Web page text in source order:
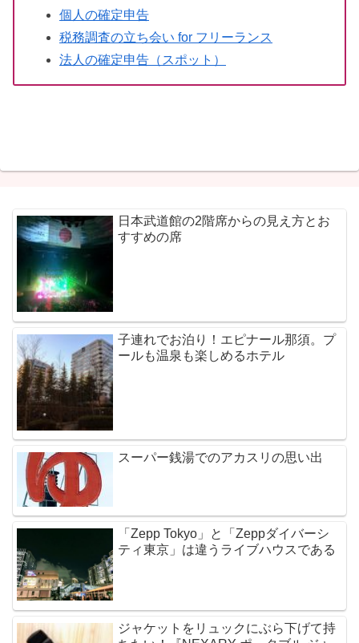
個人の確定申告
税務調査の立ち会い for フリーランス
法人の確定申告（スポット）
日本武道館の2階席からの見え方とお
すすめの席
子連れでお泊り！エピナール那須。プ
ールも温泉も楽しめるホテル
スーパー銭湯でのアカスリの思い出
「Zepp Tokyo」と「Zeppダイバーシ
ティ東京」は違うライブハウスである
ジャケットをリュックにぶら下げて持